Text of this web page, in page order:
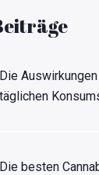
Die
täglichen
Die besten